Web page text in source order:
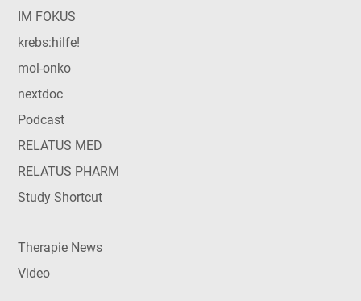
IM FOKUS
krebs:hilfe!
mol-onko
nextdoc
Podcast
RELATUS MED
RELATUS PHARM
Study Shortcut
Therapie News
Video